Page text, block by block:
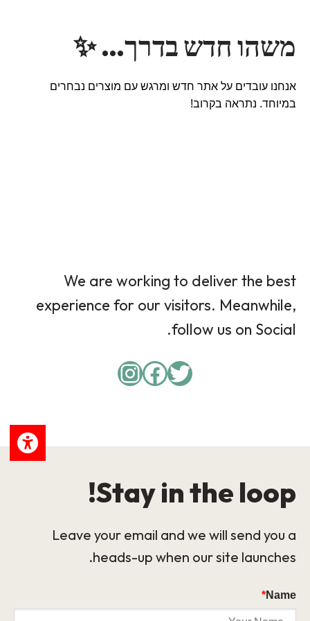
משהו חדש בדרך… ✨
אנחנו עובדים על אתר חדש ומרגש עם מוצרים נבחרים
במיוחד. נתראה בקרוב!
We are working to deliver the best
experience for our visitors. Meanwhile,
follow us on Social.
Twitter
Facebook
Instagram
Stay in the loop!
Leave your email and we will send you a
heads-up when our site launches.
Name
*